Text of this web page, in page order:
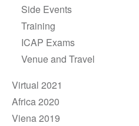
Side Events
Training
ICAP Exams
Venue and Travel
Virtual 2021
Africa 2020
Viena 2019